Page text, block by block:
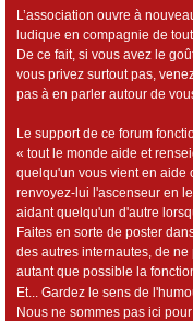
L’association ouvre à
ludique en compagnie de
De ce fait, si vous avez le
vous privez surtout pas,
pas à en parler autour de
Le support de ce forum
« tout le monde aide et
quelqu'un vous vient en aide
renvoyez-lui l'ascenseur en
aidant quelqu'un d'autre
Faites en sorte de poster
des autres internautes, de
autant que possible la
Et... Gardez le sens de
Nous ne sommes pas ici